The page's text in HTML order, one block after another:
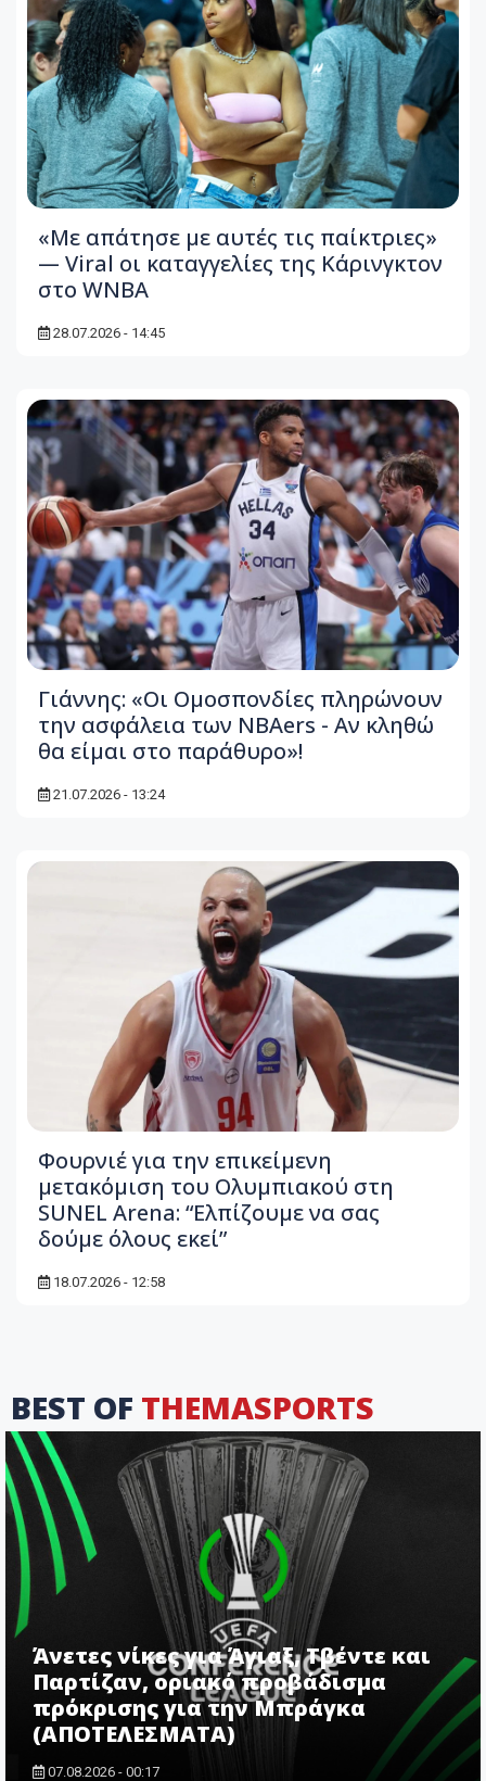
«Με απάτησε με αυτές τις παίκτριες»
— Viral οι καταγγελίες της Κάρινγκτον
στο WNBA
28.07.2026 - 14:45
Γιάννης: «Οι Ομοσπονδίες πληρώνουν
την ασφάλεια των NBAers - Αν κληθώ
θα είμαι στο παράθυρο»!
21.07.2026 - 13:24
Φουρνιέ για την επικείμενη
μετακόμιση του Ολυμπιακού στη
SUNEL Arena: “Ελπίζουμε να σας
δούμε όλους εκεί”
18.07.2026 - 12:58
BEST OF THEMASPORTS
Άνετες νίκες για Άγιαξ, Τβέντε και
Παρτίζαν, οριακό προβάδισμα
πρόκρισης για την Μπράγκα
(ΑΠΟΤΕΛΕΣΜΑΤΑ)
07.08.2026 - 00:17